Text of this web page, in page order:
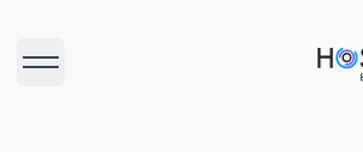
فتح